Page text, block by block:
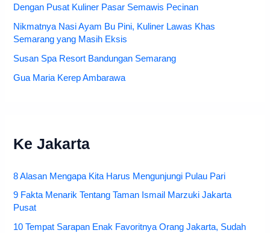
Dengan Pusat Kuliner Pasar Semawis Pecinan
Nikmatnya Nasi Ayam Bu Pini, Kuliner Lawas Khas
Semarang yang Masih Eksis
Susan Spa Resort Bandungan Semarang
Gua Maria Kerep Ambarawa
Ke Jakarta
8 Alasan Mengapa Kita Harus Mengunjungi Pulau Pari
9 Fakta Menarik Tentang Taman Ismail Marzuki Jakarta
Pusat
10 Tempat Sarapan Enak Favoritnya Orang Jakarta, Sudah